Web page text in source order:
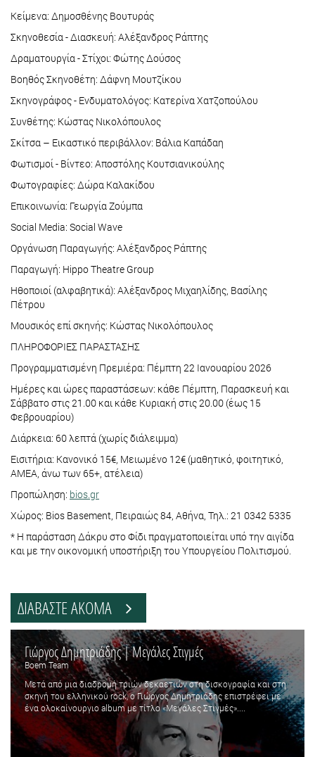
Κείμενα: Δημοσθένης Βουτυράς
Σκηνοθεσία - Διασκευή: Αλέξανδρος Ράπτης
Δραματουργία - Στίχοι: Φώτης Δούσος
Βοηθός Σκηνοθέτη: Δάφνη Μουτζίκου
Σκηνογράφος - Ενδυματολόγος: Κατερίνα Χατζοπούλου
Συνθέτης: Κώστας Νικολόπουλος
Σκίτσα – Εικαστικό περιβάλλον: Βάλια Καπάδαη
Φωτισμοί - Bίντεο: Αποστόλης Κουτσιανικούλης
Φωτογραφίες: Δώρα Καλακίδου
Επικοινωνία: Γεωργία Ζούμπα
Social Μedia: Social Wave
Οργάνωση Παραγωγής: Αλέξανδρος Ράπτης
Παραγωγή: Hippo Theatre Group
Ηθοποιοί (αλφαβητικά): Αλέξανδρος Μιχαηλίδης, Βασίλης
Πέτρου
Μουσικός επί σκηνής: Κώστας Νικολόπουλος
ΠΛΗΡΟΦΟΡΙΕΣ ΠΑΡΑΣΤΑΣΗΣ
Προγραμματισμένη Πρεμιέρα: Πέμπτη 22 Ιανουαρίου 2026
Ημέρες και ώρες παραστάσεων: κάθε Πέμπτη, Παρασκευή και
Σάββατο στις 21.00 και κάθε Κυριακή στις 20.00 (έως 15
Φεβρουαρίου)
Διάρκεια: 60 λεπτά (χωρίς διάλειμμα)
Εισιτήρια: Κανονικό 15€, Μειωμένο 12€ (μαθητικό, φοιτητικό,
ΑΜΕΑ, άνω των 65+, ατέλεια)
Προπώληση: bios.gr
Χώρος: Bios Basement, Πειραιώς 84, Αθήνα, Τηλ.: 21 0342 5335
* Η παράσταση Δάκρυ στο Φίδι πραγματοποιείται υπό την αιγίδα
και με την οικονομική υποστήριξη του Υπουργείου Πολιτισμού.
ΔΙΑΒΑΣΤΕ ΑΚΟΜΑ
Γιώργος Δημητριάδης | Μεγάλες Στιγμές
Boem Team
Μετά από μια διαδρομή τριών δεκαετιών στη δισκογραφία και στη
σκηνή του ελληνικού rock, ο Γιώργος Δημητριάδης επιστρέφει με
ένα ολοκαίνουργιο album με τίτλο «Μεγάλες Στιγμές»....